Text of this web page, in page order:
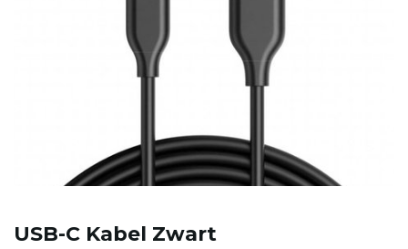
USB-C Kabel Zwart